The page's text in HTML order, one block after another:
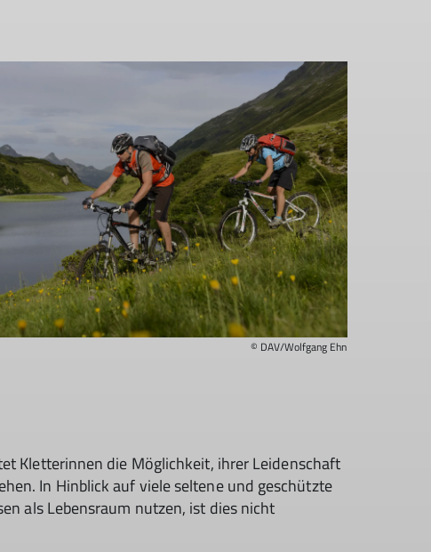
© DAV/Wolfgang Ehn
Kletterinnen die Möglichkeit, ihrer Leidenschaft
In Hinblick auf viele seltene und geschützte
als Lebensraum nutzen, ist dies nicht